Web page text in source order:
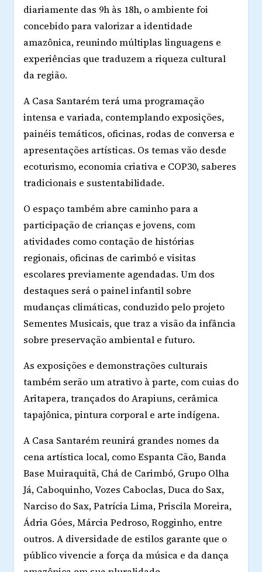
diariamente das 9h às 18h, o ambiente foi
concebido para valorizar a identidade
amazônica, reunindo múltiplas linguagens e
experiências que traduzem a riqueza cultural
da região.
A Casa Santarém terá uma programação
intensa e variada, contemplando exposições,
painéis temáticos, oficinas, rodas de conversa e
apresentações artísticas. Os temas vão desde
ecoturismo, economia criativa e COP30, saberes
tradicionais e sustentabilidade.
O espaço também abre caminho para a
participação de crianças e jovens, com
atividades como contação de histórias
regionais, oficinas de carimbó e visitas
escolares previamente agendadas. Um dos
destaques será o painel infantil sobre
mudanças climáticas, conduzido pelo projeto
Sementes Musicais, que traz a visão da infância
sobre preservação ambiental e futuro.
As exposições e demonstrações culturais
também serão um atrativo à parte, com cuias do
Aritapera, trançados do Arapiuns, cerâmica
tapajônica, pintura corporal e arte indígena.
A Casa Santarém reunirá grandes nomes da
cena artística local, como Espanta Cão, Banda
Base Muiraquitã, Chá de Carimbó, Grupo Olha
Já, Caboquinho, Vozes Caboclas, Duca do Sax,
Narciso do Sax, Patrícia Lima, Priscila Moreira,
Ádria Góes, Márcia Pedroso, Rogginho, entre
outros. A diversidade de estilos garante que o
público vivencie a força da música e da dança